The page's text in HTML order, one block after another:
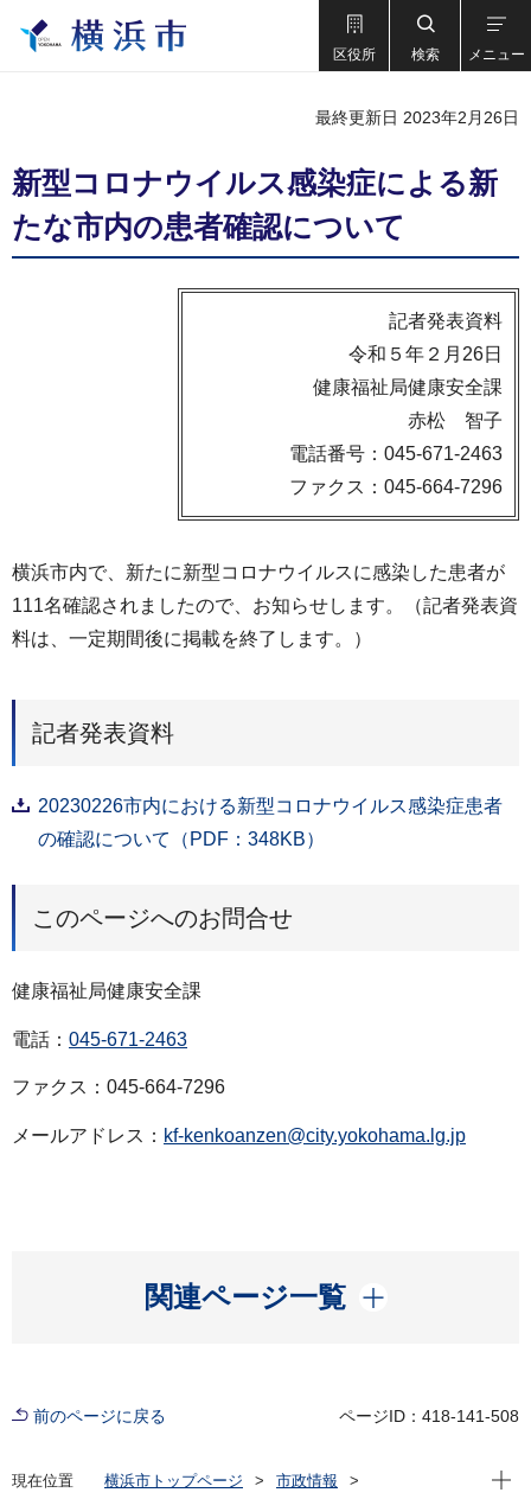
区役所 検索 メニュー
最終更新日 2023年2月26日
新型コロナウイルス感染症による新
たな市内の患者確認について
記者発表資料
令和５年２月26日
健康福祉局健康安全課
赤松 智子
電話番号：045-671-2463
ファクス：045-664-7296
横浜市内で、新たに新型コロナウイルスに感染した患者が
111名確認されましたので、お知らせします。（記者発表資
料は、一定期間後に掲載を終了します。）
記者発表資料
20230226市内における新型コロナウイルス感染症患者
の確認について（PDF：348KB）
このページへのお問合せ
健康福祉局健康安全課
電話： 045-671-2463
ファクス：045-664-7296
メールアドレス： kf-kenkoanzen@city.yokohama.lg.jp
関連ページ一覧
開く
前のページに戻る ページID：418-141-508
現在位置 横浜市トップページ
市政情報
現在